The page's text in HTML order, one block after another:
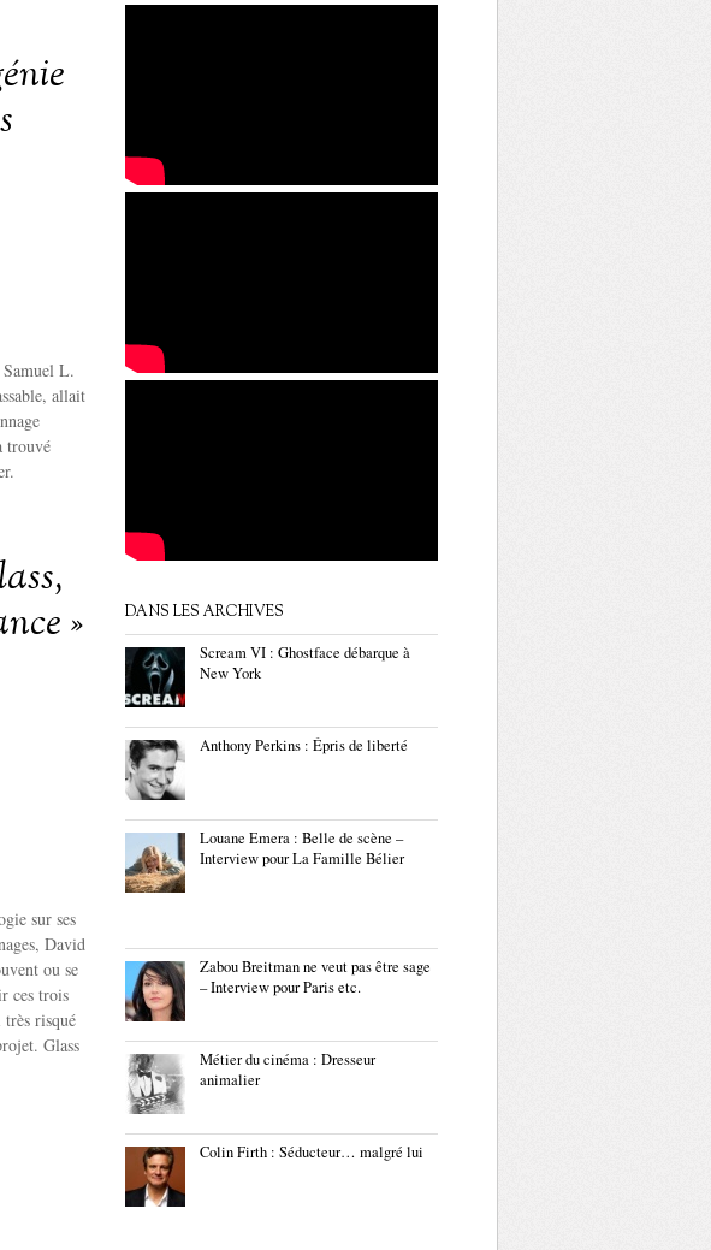
Samuel L.
allait
trouvé
»
sur ses
David
ou se
ces trois
risqué
Glass
DANS LES ARCHIVES
Scream VI : Ghostface débarque à
New York
Anthony Perkins : Épris de liberté
Louane Emera : Belle de scène –
Interview pour La Famille Bélier
Zabou Breitman ne veut pas être sage
– Interview pour Paris etc.
Métier du cinéma : Dresseur
animalier
Colin Firth : Séducteur… malgré lui